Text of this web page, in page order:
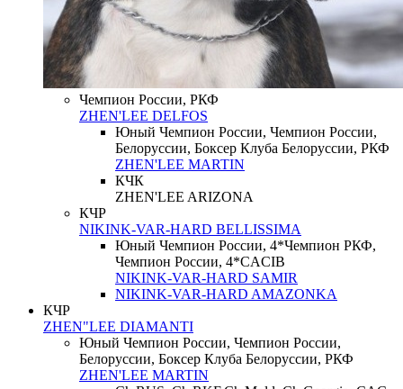
Чемпион России, РКФ
ZHEN'LEE DELFOS
Юный Чемпион России, Чемпион России,
Белоруссии, Боксер Клуба Белоруссии, РКФ
ZHEN'LEE MARTIN
КЧК
ZHEN'LEE ARIZONA
КЧР
NIKINK-VAR-HARD BELLISSIMA
Юный Чемпион России, 4*Чемпион РКФ,
Чемпион России, 4*CACIB
NIKINK-VAR-HARD SAMIR
NIKINK-VAR-HARD AMAZONKA
КЧР
ZHEN"LEE DIAMANTI
Юный Чемпион России, Чемпион России,
Белоруссии, Боксер Клуба Белоруссии, РКФ
ZHEN'LEE MARTIN